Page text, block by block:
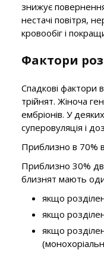
знижує
нестачі повітря,
кровообіг і
Фактори
Спадкові фактори
трійнят. Жіноча
ембріонів. У
суперовуляція і
Приблизно в 70%
Приблизно 30%
близнят мають
якщо
якщо
якщо